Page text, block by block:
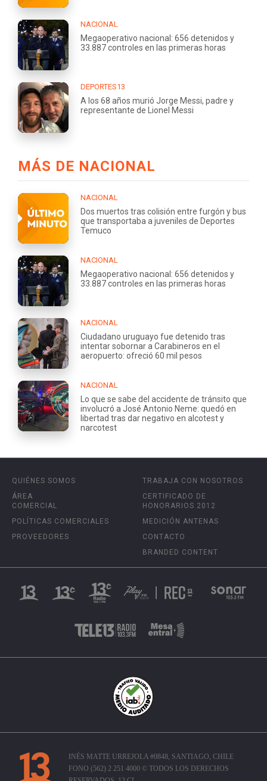
NACIONAL
Megaoperativo nacional: 656 detenidos y
33.887 controles en las primeras horas
DEPORTES13
A los 68 años murió Jorge Messi, padre y
representante de Lionel Messi
MÁS DE NACIONAL
NACIONAL
Dos muertos tras colisión entre furgón y bus
que transportaba a juveniles de Deportes
Temuco
NACIONAL
Megaoperativo nacional: 656 detenidos y
33.887 controles en las primeras horas
NACIONAL
Ciudadano uruguayo fue detenido tras
intentar sobornar a Carabineros en el
aeropuerto: ofreció 60 mil pesos
NACIONAL
Lo que se sabe del accidente de tránsito que
involucró a José Antonio Neme: quedó en
libertad tras dar negativo en alcotest y
narcotest
QUIÉNES SOMOS
ÁREA
COMERCIAL
POLÍTICAS COMERCIALES
PROVEEDORES
TRABAJA CON NOSOTROS
CERTIFICADO DE
HONORARIOS 2012
MEDICIÓN ANTENAS
CONTACTO
BRANDED CONTENT
INÉS MATTE URREJOLA #0848, SANTIAGO, CHILE
FONO (562) 2 251 4000 © TODOS LOS DERECHOS